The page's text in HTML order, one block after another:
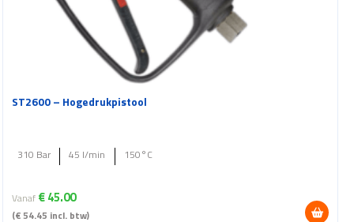
ST2600 – Hogedrukpistool
Vanaf €45.00
(€54.45 incl. btw)
310 Bar 45 l/min 150°C